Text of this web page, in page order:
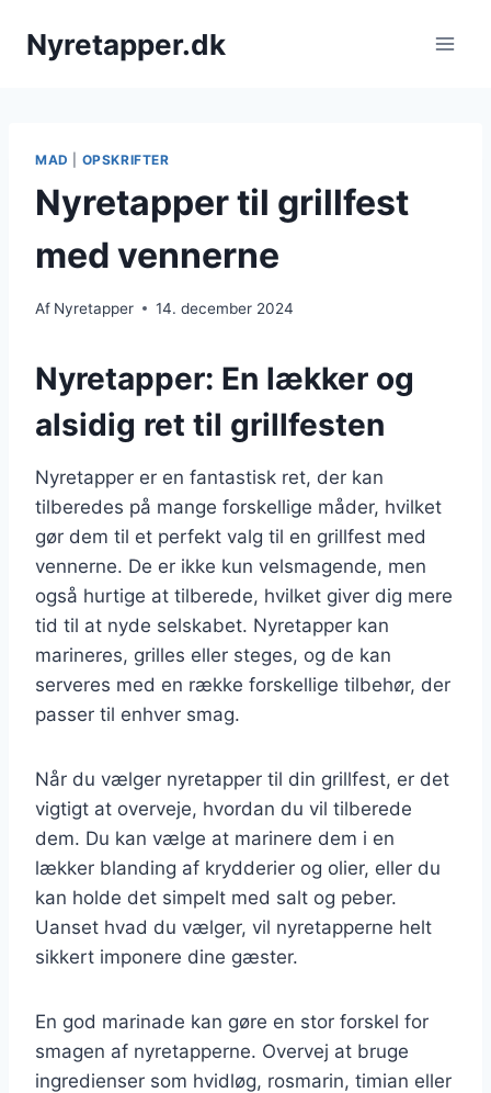
Nyretapper.dk
MAD OPSKRIFTER
Nyretapper til grillfest
med vennerne
Af Nyretapper 14. december 2024
Nyretapper: En lækker og
alsidig ret til grillfesten
Nyretapper er en fantastisk ret, der kan
tilberedes på mange forskellige måder, hvilket
gør dem til et perfekt valg til en grillfest med
vennerne. De er ikke kun velsmagende, men
også hurtige at tilberede, hvilket giver dig mere
tid til at nyde selskabet. Nyretapper kan
marineres, grilles eller steges, og de kan
serveres med en række forskellige tilbehør, der
passer til enhver smag.
Når du vælger nyretapper til din grillfest, er det
vigtigt at overveje, hvordan du vil tilberede
dem. Du kan vælge at marinere dem i en
lækker blanding af krydderier og olier, eller du
kan holde det simpelt med salt og peber.
Uanset hvad du vælger, vil nyretapperne helt
sikkert imponere dine gæster.
En god marinade kan gøre en stor forskel for
smagen af nyretapperne. Overvej at bruge
ingredienser som hvidløg, rosmarin, timian eller